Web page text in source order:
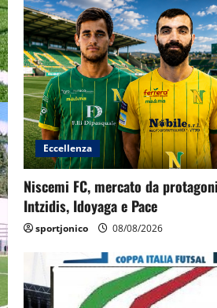
Eccellenza
Niscemi FC, mercato da
Intzidis, Idoyaga e Pace
sportjonico 08/08/2026